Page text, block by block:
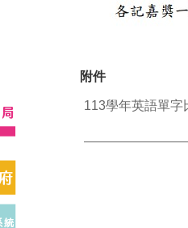
附件
113學年英語單字